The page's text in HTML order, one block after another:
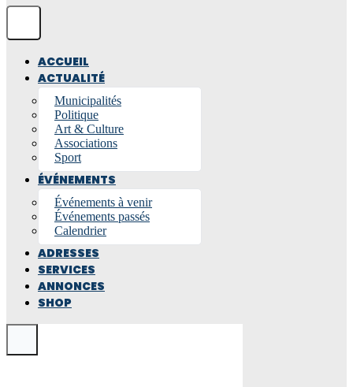
ACCUEIL
ACTUALITÉ
Municipalités
Politique
Art & Culture
Associations
Sport
ÉVÉNEMENTS
Événements à venir
Événements passés
Calendrier
ADRESSES
SERVICES
ANNONCES
SHOP